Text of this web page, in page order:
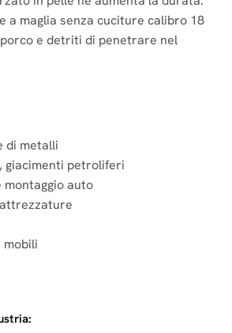
a maglia senza cuciture calibro 18
e detriti di penetrare nel
di metalli
giacimenti petroliferi
montaggio auto
mobili